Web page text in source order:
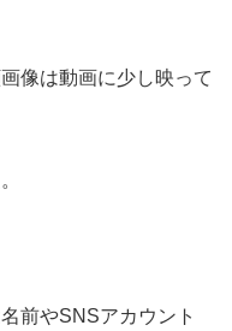
像は動画に少し映って
前やSNSアカウント